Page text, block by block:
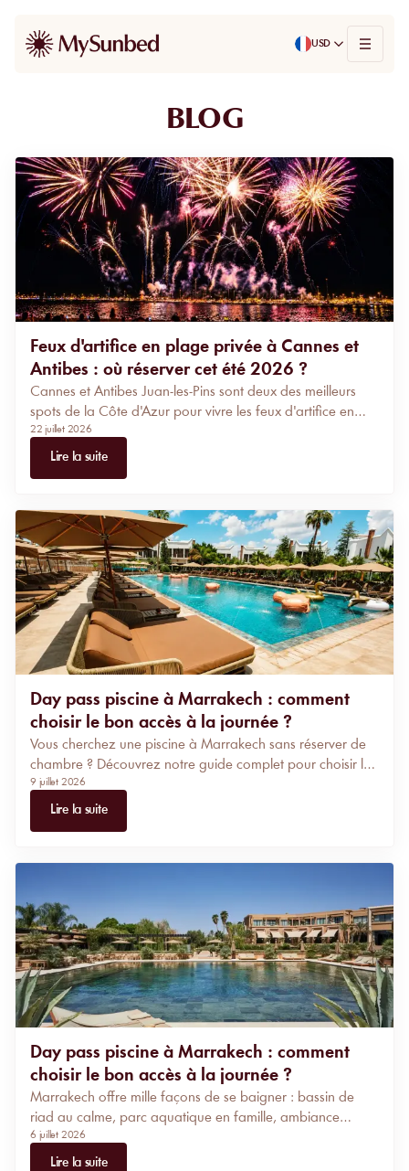
USD
BLOG
Feux d'artifice en plage privée à Cannes et
Antibes : où réserver cet été 2026 ?
Cannes et Antibes Juan-les-Pins sont deux des meilleurs
spots de la Côte d'Azur pour vivre les feux d'artifice en
bord de mer. Voici les plages privées à privilégier pour
réserver une soirée, un dîner ou un transat face au
22 juillet 2026
Lire la suite
Day pass piscine à Marrakech : comment
choisir le bon accès à la journée ?
Vous cherchez une piscine à Marrakech sans réserver de
chambre ? Découvrez notre guide complet pour choisir le
day pass idéal : transat au calme, pool club festif, spa de
luxe ou évasion à Agafay. Comparez les prix, les services
9 juillet 2026
Lire la suite
Day pass piscine à Marrakech : comment
choisir le bon accès à la journée ?
Marrakech offre mille façons de se baigner : bassin de
riad au calme, parc aquatique en famille, ambiance
festive en pool club, luxe d'un palace ou évasion dans le
désert d'Agafay. Ce guide vous aide à choisir et réserver
6 juillet 2026
Lire la suite